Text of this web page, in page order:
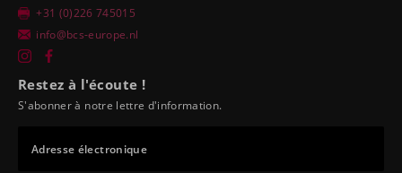
+31 (0)226 745015
info@bcs-europe.nl
Restez à l'écoute !
S'abonner à notre lettre d'information.
Adresse électronique